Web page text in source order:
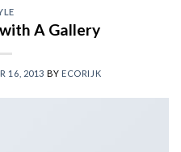
A Gallery
16, 2013 BY ECORIJK